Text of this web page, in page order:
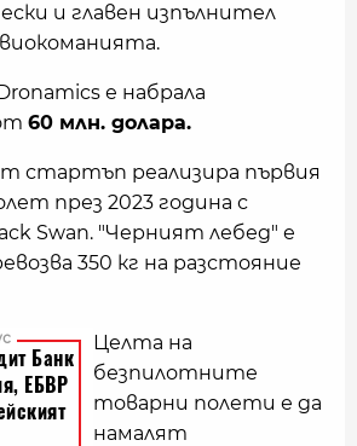
и главен изпълнител
е набрала
60 млн. долара.
стартъп реализира първия
през 2023 година с
Swan. "Черният лебед" е
350 кг на разстояние
Целта на
безпилотните
товарни полети е да
намалят